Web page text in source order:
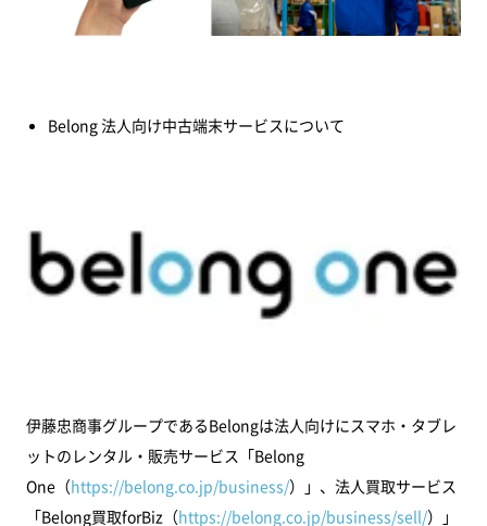
Belong 法人向け中古端末サービスについて
伊藤忠商事グループであるBelongは法人向けにスマホ・タブレ
ットのレンタル・販売サービス「Belong
One（https://belong.co.jp/business/）」、法人買取サービス
「Belong買取forBiz（https://belong.co.jp/business/sell/）」